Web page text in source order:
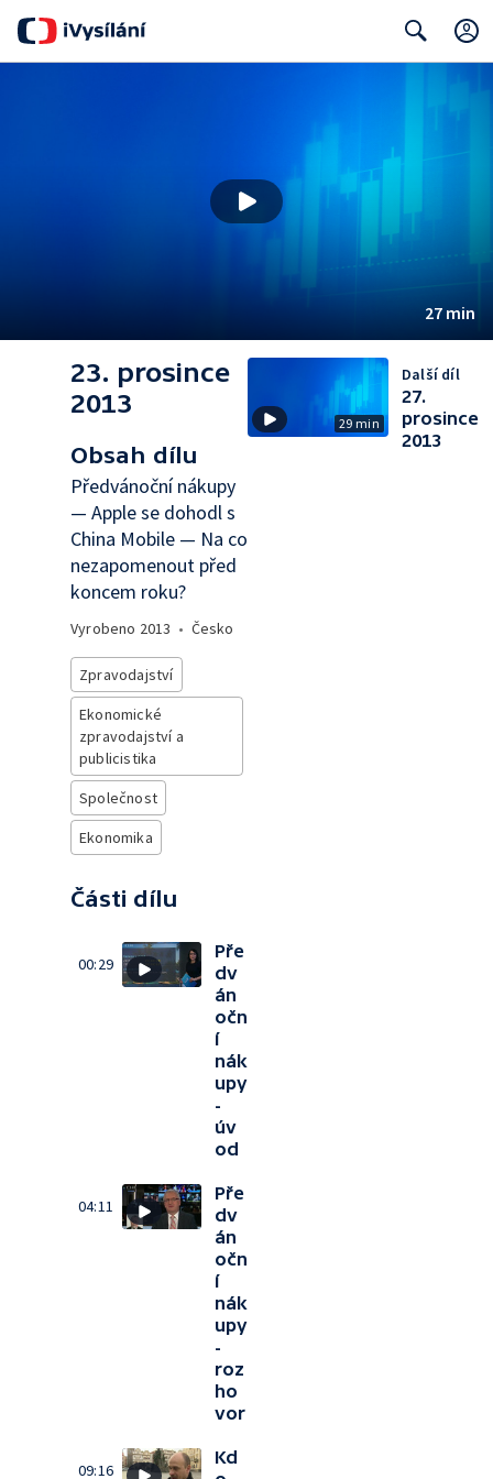
27 min
23. prosince
2013
Obsah dílu
Předvánoční nákupy
— Apple se dohodl s
China Mobile — Na co
nezapomenout před
koncem roku?
Vyrobeno 2013 • Česko
Zpravodajství
Ekonomické
zpravodajství a
publicistika
Společnost
Ekonomika
Části dílu
00:29
Pře
dv
án
očn
í
nák
upy
-
úv
od
04:11
Pře
dv
án
očn
í
nák
upy
-
roz
ho
vor
09:16
Kd
29 min
Další díl
27.
prosince
2013